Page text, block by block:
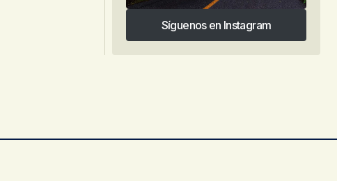
Síguenos en Instagram
Síguenos en Instagram